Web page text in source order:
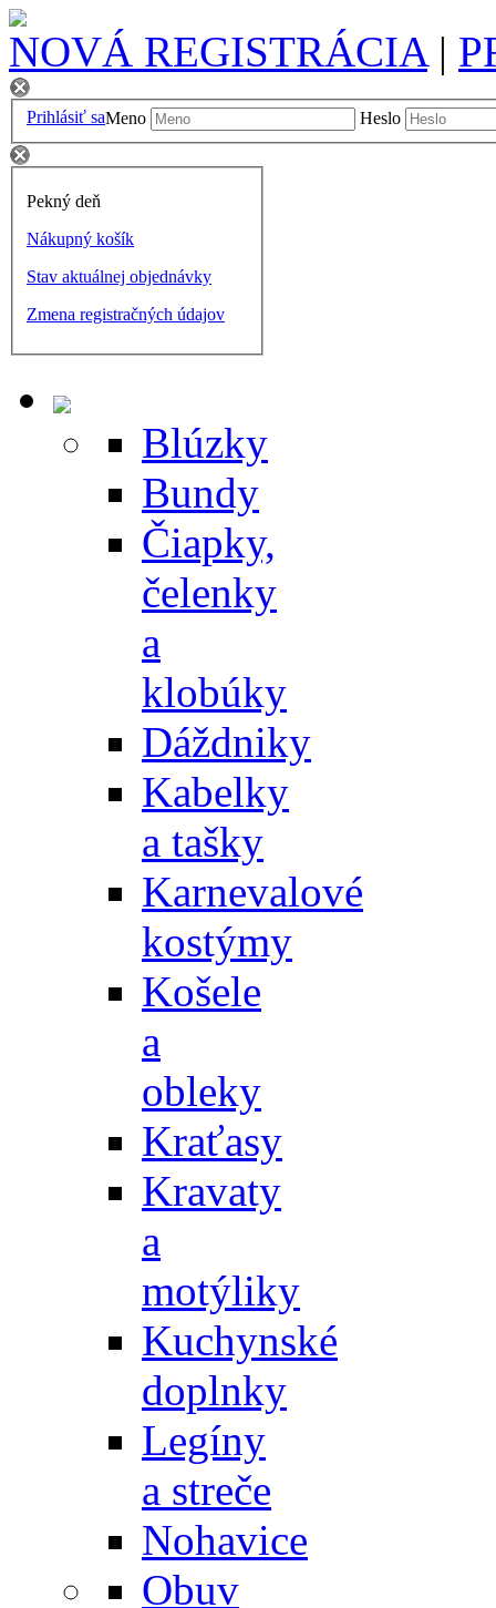
NOVÁ REGISTRÁCIA|
Meno Heslo
Prihlásiť sa
Pekný deň
Nákupný košík
Stav aktuálnej objednávky
Zmena registračných údajov
Blúzky
Bundy
Čiapky,
čelenky
a
klobúky
Dáždniky
Kabelky
a tašky
Karnevalové
kostýmy
Košele
a
obleky
Kraťasy
Kravaty
a
motýliky
Kuchynské
doplnky
Legíny
a streče
Nohavice
Obuv